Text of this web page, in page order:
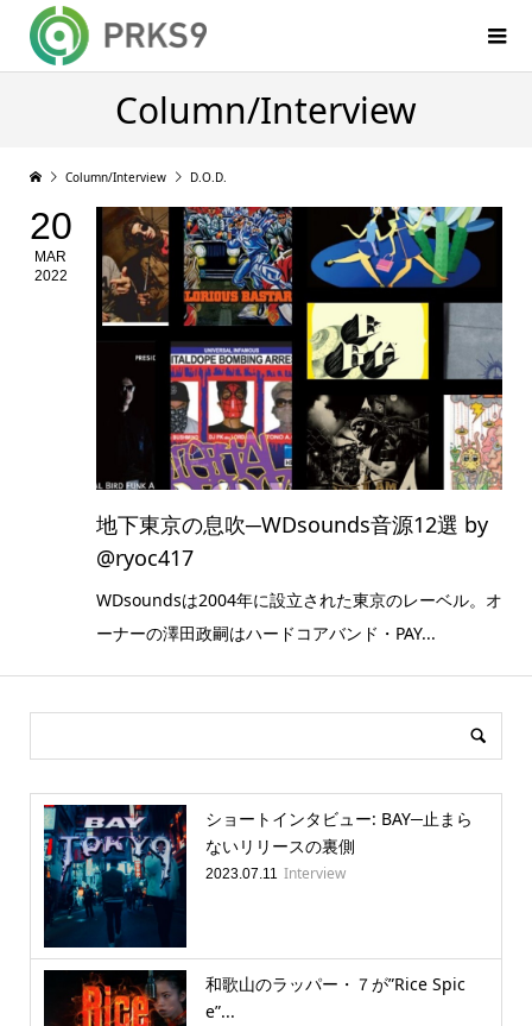
Column/Interview
Column/Interview D.O.D.
20
MAR
2022
地下東京の息吹─WDsounds音源12選 by
@ryoc417
WDsoundsは2004年に設立された東京のレーベル。オ
ーナーの澤田政嗣はハードコアバンド・PAY...
ショートインタビュー: BAY─止まら
ないリリースの裏側
2023.07.11 Interview
和歌山のラッパー・７が”Rice Spic
e”...